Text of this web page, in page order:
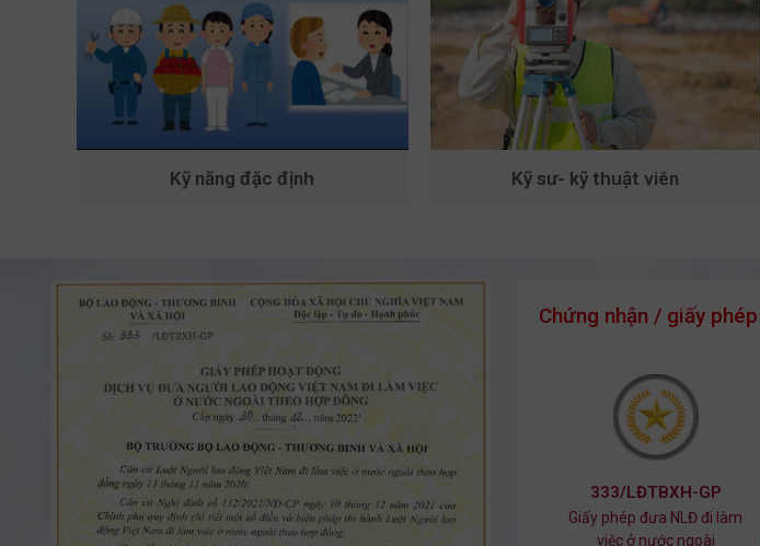
Kỹ năng đặc định Kỹ sư- kỹ thuật viên
Chứng nhận / giấy phép
333/LĐTBXH-GP
Giấy phép đưa NLĐ đi làm
việc ở nước ngoài